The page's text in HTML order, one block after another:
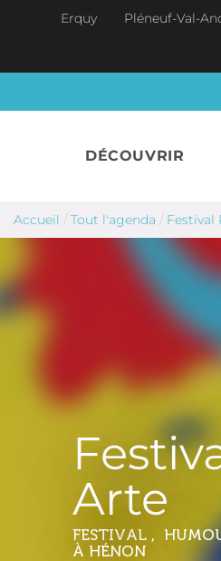
Aller au contenu principal
Erquy Pléneuf-Val-
DÉCOUVRIR
Accueil / Tout l'agenda / Festival
Arte
FESTIVAL ,
À HÉNON